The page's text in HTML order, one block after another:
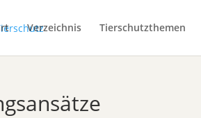
Verzeichnis Tierschutzthemen